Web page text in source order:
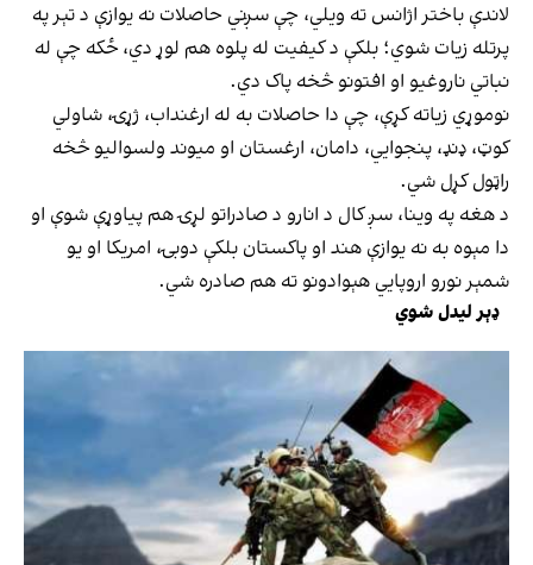
لاندې باختر اژانس ته ویلي، چې سږني حاصلات نه یوازې د تېر په
پرتله زیات شوي؛ بلکې د کیفیت له پلوه هم لوړ دي، ځکه چې له
نباتي ناروغیو او افتونو څخه پاک دي.
نوموړي زیاته کړې، چې دا حاصلات به له ارغنداب، ژړۍ، شاولي
‌کوټ، ډنډ، پنجوايي، دامان، ارغستان او میوند ولسوالیو څخه
راټول کړل شي.
د هغه په وینا، سږ کال د انارو د صادراتو لړۍ هم پیاوړې شوې او
دا مېوه به نه یوازې هند او پاکستان بلکې دوبۍ، امریکا او یو
شمېر نورو اروپايي هېوادونو ته هم صادره شي.
ډېر لیدل شوي